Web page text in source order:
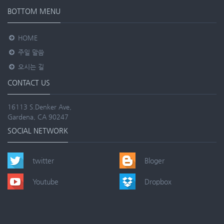
BOTTOM MENU
HOME
주일 말씀
오시는 길
CONTACT US
16113 S.Denker Ave,
Gardena, CA 90247
SOCIAL NETWORK
twitter
Youtube
Bloger
Dropbox